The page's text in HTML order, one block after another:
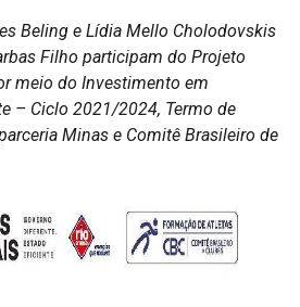
Beling e Lídia Mello Cholodovskis
Filho participam do Projeto
meio do Investimento em
– Ciclo 2021/2024, Termo de
Minas e Comitê Brasileiro de